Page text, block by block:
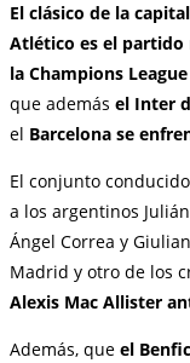
El clásico de la
Atlético es el partido
la Champions League
que además el Inter
el Barcelona se
El conjunto
a los argentinos
Ángel Correa y
Madrid y otro de los
Alexis Mac Allister
Además, que el